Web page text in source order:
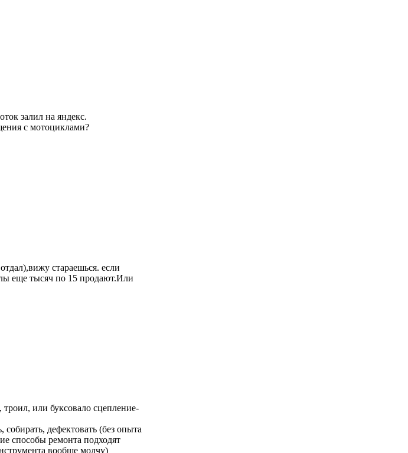
залил на яндекс.
с мотоциклами?
стараешься. если
еще тысяч по 15 продают.Или
или буксовало сцепление-
дефектовать (без опыта
способы ремонта подходят
вообще молчу)